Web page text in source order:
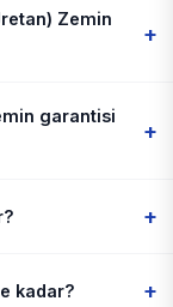
Zemin
+
garantisi
+
+
kadar? +